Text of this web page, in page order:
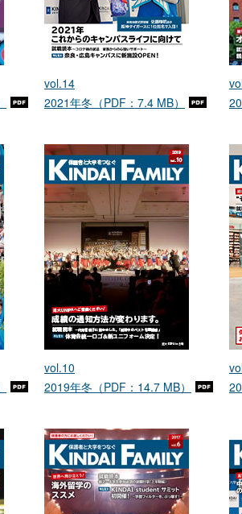
vol.14
2021年冬（PDF：7.4 MB）
vol.10
2019年冬（PDF：14.7 MB）